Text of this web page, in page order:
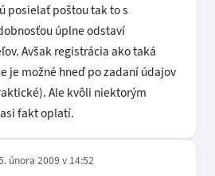
posielať poštou tak to s
úplne odstaví
Avšak registrácia ako taká
je možné hneď po zadaní údajov
Ale kvôli niektorým
fakt oplatí.
února 2009 v 14:52